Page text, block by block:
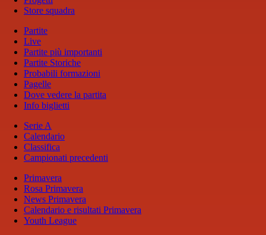
Store squadra
Partite
Live
Partite più importanti
Partite Storiche
Probabili formazioni
Pagelle
Dove vedere la partita
Info biglietti
Serie A
Calendario
Classifica
Campionati precedenti
Primavera
Rosa Primavera
News Primavera
Calendario e risultati Primavera
Youth League